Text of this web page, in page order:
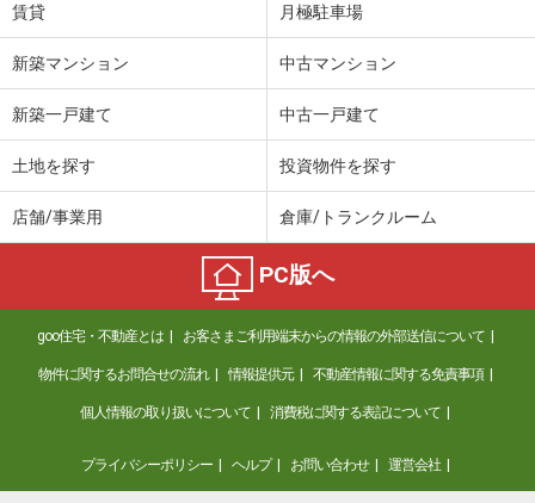
賃貸 月極駐車場
新築マンション 中古マンション
新築一戸建て 中古一戸建て
土地を探す 投資物件を探す
店舗/事業用 倉庫/トランクルーム
PC版へ
goo住宅・不動産とは お客さまご利用端末からの情報の外部送信について
物件に関するお問合せの流れ 情報提供元 不動産情報に関する免責事項
個人情報の取り扱いについて 消費税に関する表記について
プライバシーポリシー ヘルプ お問い合わせ 運営会社